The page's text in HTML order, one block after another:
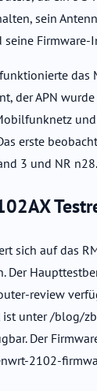
sein
Firmware-
das
der APN
erste
3 und NR n28.
sich auf das
Der
review
ist unter /blog/
Der
2102-